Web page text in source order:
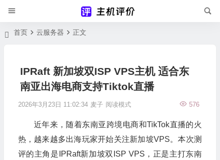
首页 云服务器 正文
IPRaft 新加坡双ISP VPS主机 适合东
南亚出海电商支持Tiktok直播
2026年3月23日 11:02:34 麦子 576
阅读模式
近年来，随着东南亚跨境电商和TikTok直播的火
热，越来越多出海玩家开始关注新加坡VPS。本次测
评的主角是IPRaft新加坡双ISP VPS，正是主打东南